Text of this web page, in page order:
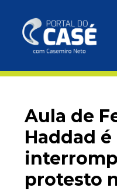
Aula de
Haddad é
protesto